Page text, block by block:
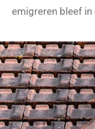
emigreren bleef